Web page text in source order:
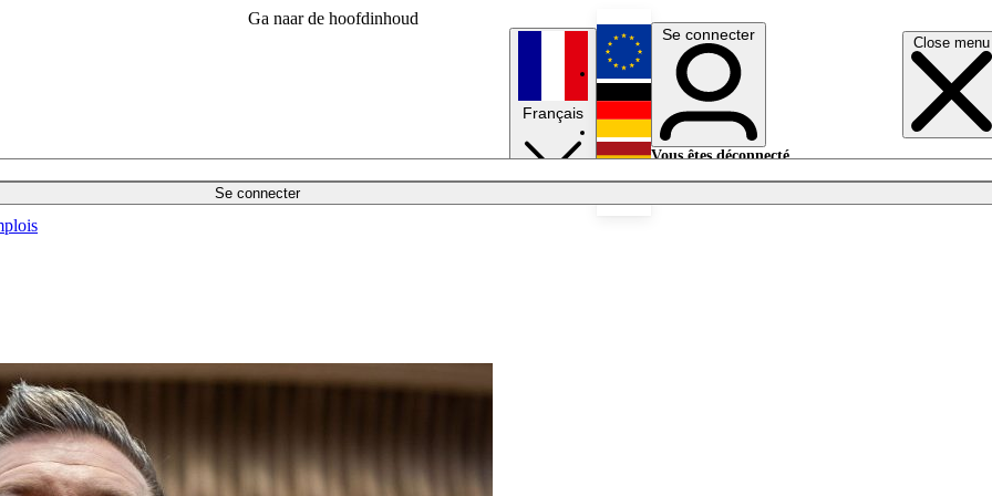
Ga naar de hoofdinhoud
Close menu
Se connecter
Français
English
Deutsch
Se connecter
Vous êtes déconnecté.